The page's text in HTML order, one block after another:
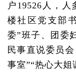
户19526人，
楼社区党支部
委”班子、团委
民事直说委员
事室”“热心大姐